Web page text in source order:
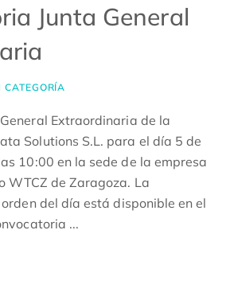
Junta General
CATEGORÍA
Extraordinaria de la
Solutions S.L. para el día 5 de
10:00 en la sede de la empresa
WTCZ de Zaragoza. La
del día está disponible en el
...